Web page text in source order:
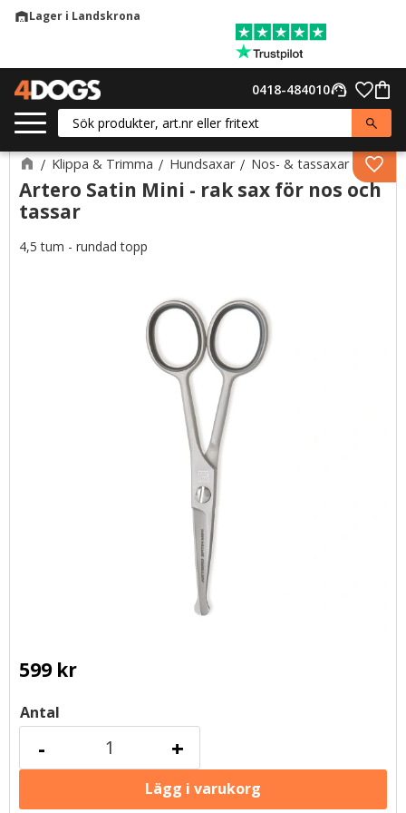
warehouseLager i Landskrona
support_agent
0418-484010
Klippa & Trimma Hundsaxar Nos- & tassaxar
Artero Satin Mini - rak sax för nos och
tassar
4,5 tum - rundad topp
599kr
Antal
+
-